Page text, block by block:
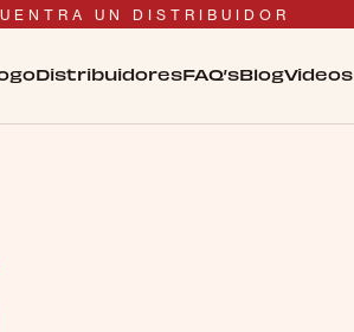
UN DISTRIBUIDOR
DistribuidoresFAQ’sBlogVideos